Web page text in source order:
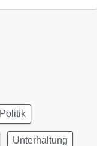
Politik
Unterhaltung